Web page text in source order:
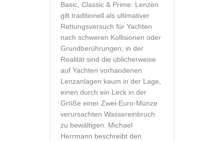
Basic, Classic & Prime: Lenzen
gilt traditionell als ultimativer
Rettungsversuch für Yachten
nach schweren Kollisionen oder
Grundberührungen; in der
Realität sind die üblicherweise
auf Yachten vorhandenen
Lenzanlagen kaum in der Lage,
einen durch ein Leck in der
Größe einer Zwei-Euro-Münze
verursachten Wassereinbruch
zu bewältigen. Michael
Herrmann beschreibt den